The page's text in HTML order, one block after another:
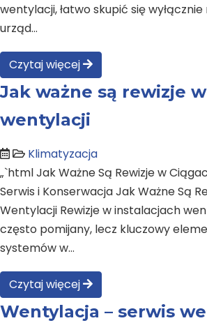
wentylacji, łatwo skupić się
urząd…
Czytaj więcej
Jak ważne są rewizje
wentylacji
Klimatyzacja
„`html Jak Ważne Są Rewizje w
Serwis i Konserwacja Jak Ważne Są
Wentylacji Rewizje w instalacjach
często pomijany, lecz kluczowy
systemów w…
Czytaj więcej
Wentylacja – serwis